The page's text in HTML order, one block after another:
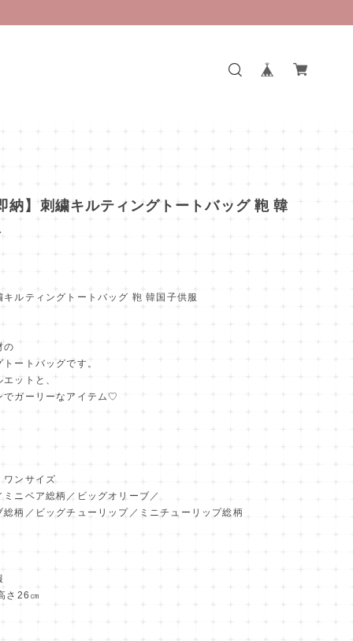
納】刺繍キルティングトートバッグ 鞄 韓
キルティングトートバッグ 鞄 韓国子供服
の
ートバッグです。
ットと、
でガーリーなアイテム♡
ンサイズ
ミニベア総柄／ビッグオリーブ／
総柄／ビッグチューリップ／ミニチューリップ総柄
さ26㎝